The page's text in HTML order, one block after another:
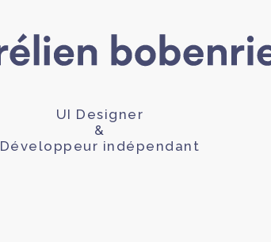
UI Designer
&
Développeur indépendant